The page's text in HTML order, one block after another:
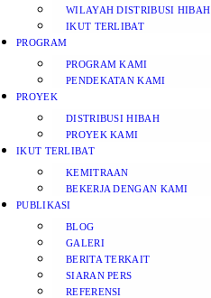
WILAYAH DISTRIBUSI HIBAH
IKUT TERLIBAT
PROGRAM
PROGRAM KAMI
PENDEKATAN KAMI
PROYEK
DISTRIBUSI HIBAH
PROYEK KAMI
IKUT TERLIBAT
KEMITRAAN
BEKERJA DENGAN KAMI
PUBLIKASI
BLOG
GALERI
BERITA TERKAIT
SIARAN PERS
REFERENSI